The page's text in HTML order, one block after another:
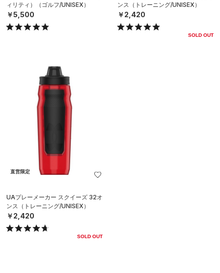
ィリティ）（ゴルフ/UNISEX）
￥5,500
ンス（トレーニング/UNISEX）
￥2,420
SOLD OUT
直営限定
UAプレーメーカー スクイーズ 32オ
ンス（トレーニング/UNISEX）
￥2,420
SOLD OUT